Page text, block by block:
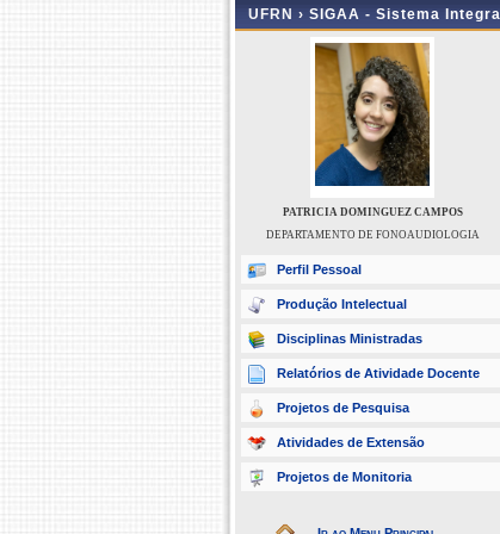
UFRN › SIGAA - Sistema
PATRICIA DOMINGUEZ CAMPOS
DEPARTAMENTO DE FONOAUDIOLOGIA
Perfil Pessoal
Produção Intelectual
Disciplinas Ministradas
Relatórios de Atividade Docente
Projetos de Pesquisa
Atividades de Extensão
Projetos de Monitoria